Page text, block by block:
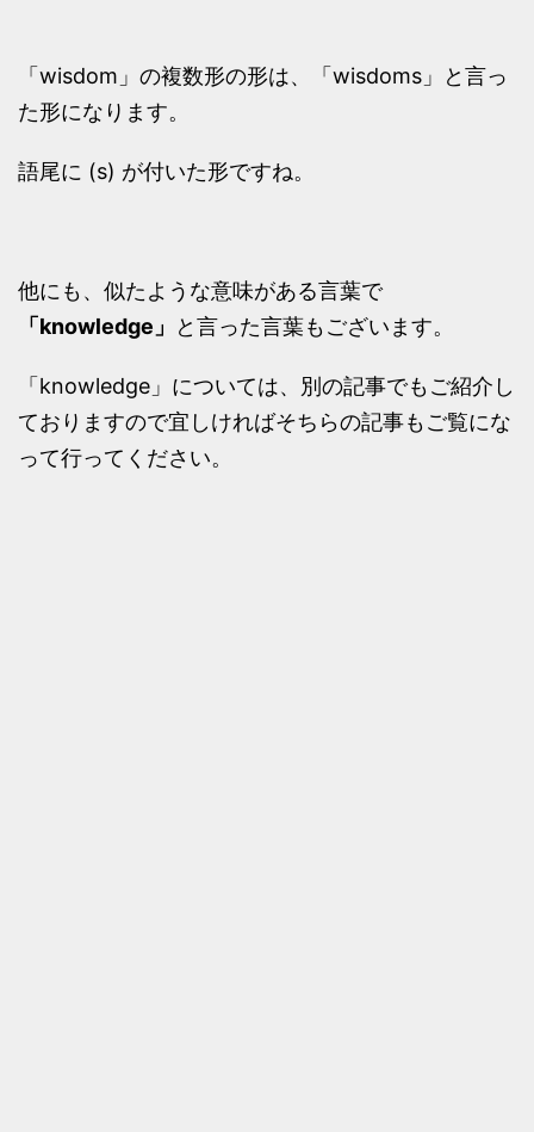
「wisdom」の複数形の形は、「wisdoms」と言っ
た形になります。
語尾に (s) が付いた形ですね。
他にも、似たような意味がある言葉で
「knowledge」
と言った言葉もございます。
「knowledge」については、別の記事でもご紹介し
ておりますので宜しければそちらの記事もご覧にな
って行ってください。